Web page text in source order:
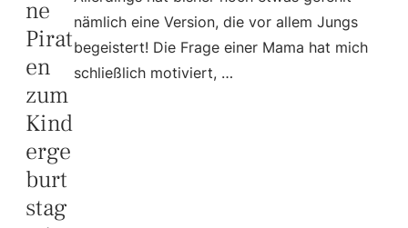
ne
Pirat
en
zum
Kind
erge
burt
stag
nämlich eine Version, die vor allem Jungs
begeistert! Die Frage einer Mama hat mich
schließlich motiviert, …